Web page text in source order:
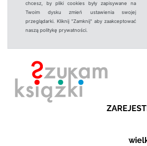
chcesz, by pliki cookies były zapisywane na
Twoim dysku zmień ustawienia swojej
przeglądarki. Kliknij "Zamknij" aby zaakceptować
naszą politykę prywatności.